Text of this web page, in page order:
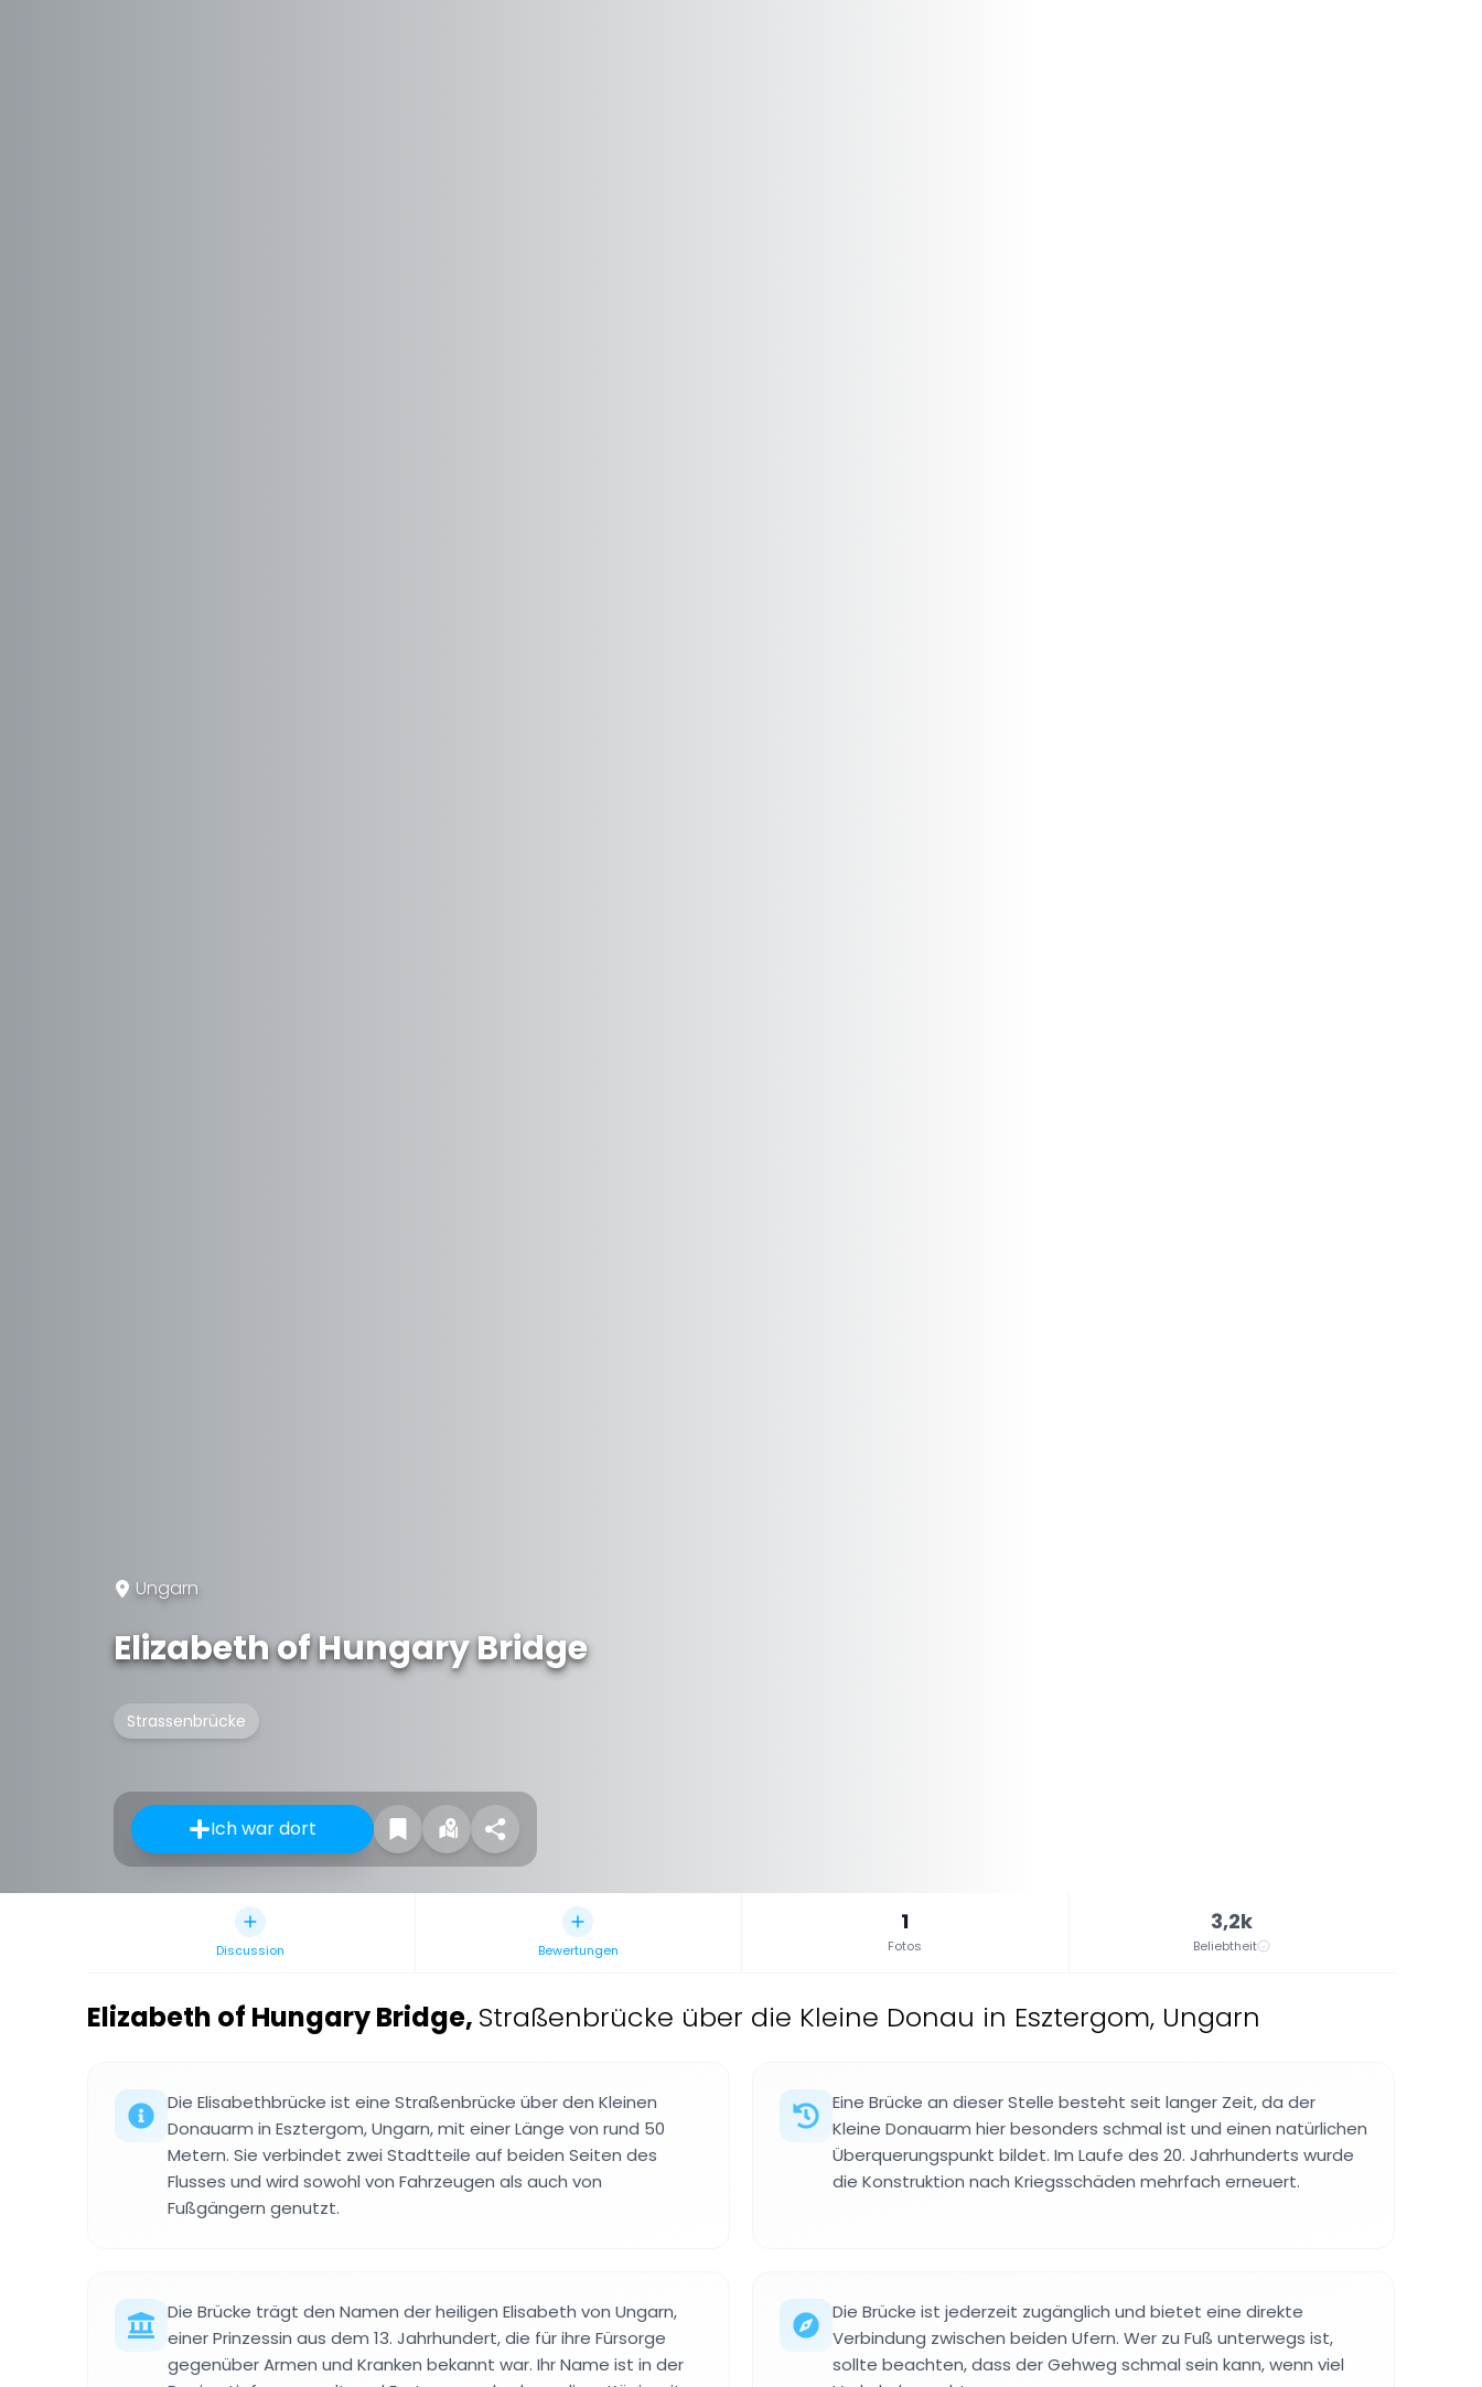
Ungarn
Elizabeth of Hungary Bridge
Strassenbrücke
Ich war dort
Discussion Bewertungen
1
Fotos
3,2k
Beliebtheit
Elizabeth of Hungary Bridge, Straßenbrücke über die Kleine Donau in Esztergom, Ungarn
Die Elisabethbrücke ist eine Straßenbrücke über den Kleinen
Donauarm in Esztergom, Ungarn, mit einer Länge von rund 50
Metern. Sie verbindet zwei Stadtteile auf beiden Seiten des
Flusses und wird sowohl von Fahrzeugen als auch von
Fußgängern genutzt.
Eine Brücke an dieser Stelle besteht seit langer Zeit, da der
Kleine Donauarm hier besonders schmal ist und einen natürlichen
Überquerungspunkt bildet. Im Laufe des 20. Jahrhunderts wurde
die Konstruktion nach Kriegsschäden mehrfach erneuert.
Die Brücke trägt den Namen der heiligen Elisabeth von Ungarn,
einer Prinzessin aus dem 13. Jahrhundert, die für ihre Fürsorge
gegenüber Armen und Kranken bekannt war. Ihr Name ist in der
Die Brücke ist jederzeit zugänglich und bietet eine direkte
Verbindung zwischen beiden Ufern. Wer zu Fuß unterwegs ist,
sollte beachten, dass der Gehweg schmal sein kann, wenn viel